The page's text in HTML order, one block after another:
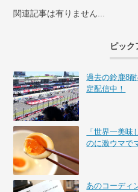
関連記事は有りません...
ピック
過去の鈴鹿8
定配信中！
「世界一美
のに激ウマで
あのコーディ